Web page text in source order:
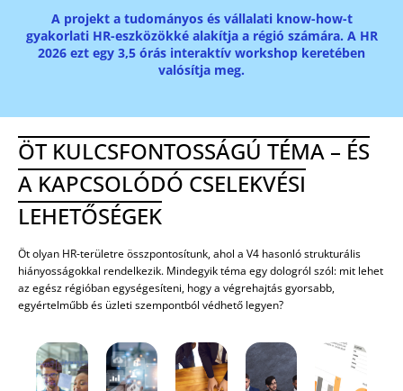
A projekt a tudományos és vállalati know-how-t
gyakorlati HR-eszközökké alakítja a régió számára. A HR
2026 ezt egy 3,5 órás interaktív workshop keretében
valósítja meg.
ÖT KULCSFONTOSSÁGÚ TÉMA – ÉS
A KAPCSOLÓDÓ CSELEKVÉSI
LEHETŐSÉGEK
Öt olyan HR-területre összpontosítunk, ahol a V4 hasonló strukturális
hiányosságokkal rendelkezik. Mindegyik téma egy dologról szól: mit lehet
az egész régióban egységesíteni, hogy a végrehajtás gyorsabb,
egyértelműbb és üzleti szempontból védhető legyen?